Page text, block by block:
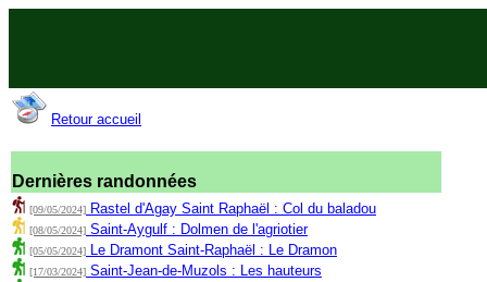
Retour accueil
Dernières randonnées
[09/05/2024] Rastel d'Agay Saint Raphaël : Col du baladou
[08/05/2024] Saint-Aygulf : Dolmen de l'agriotier
[05/05/2024] Le Dramont Saint-Raphaël : Le Dramon
[17/03/2024] Saint-Jean-de-Muzols : Les hauteurs